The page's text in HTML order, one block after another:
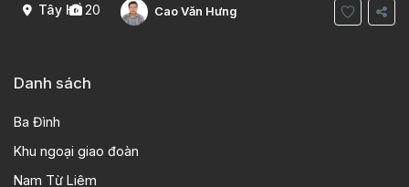
Tây Hồ20 Cao Văn Hưng
Danh sách
Ba Đình
Khu ngoại giao đoàn
Nam Từ Liêm